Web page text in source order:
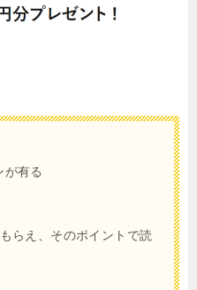
が有る
らえ、そのポイントで読